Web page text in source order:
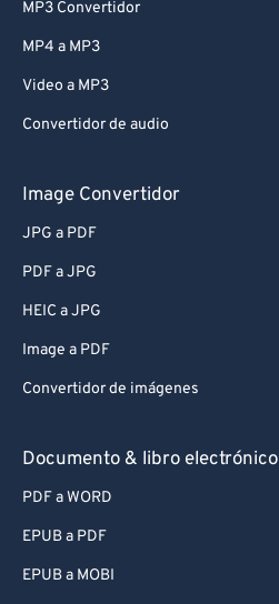
MP3 Convertidor
MP4 a MP3
Video a MP3
Convertidor de audio
Image Convertidor
JPG a PDF
PDF a JPG
HEIC a JPG
Image a PDF
Convertidor de imágenes
Documento & libro electrónico
PDF a WORD
EPUB a PDF
EPUB a MOBI